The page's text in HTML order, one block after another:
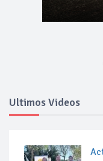
Ultimos Videos